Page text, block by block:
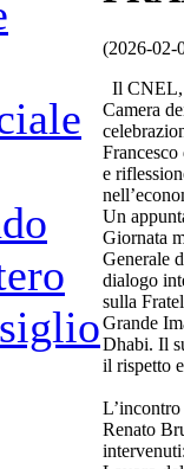
(2026-02-
Il CNEL,
Camera
e
Un
Giornata
Generale
dialogo
sulla
Grande
Dhabi. Il
il rispetto
Renato